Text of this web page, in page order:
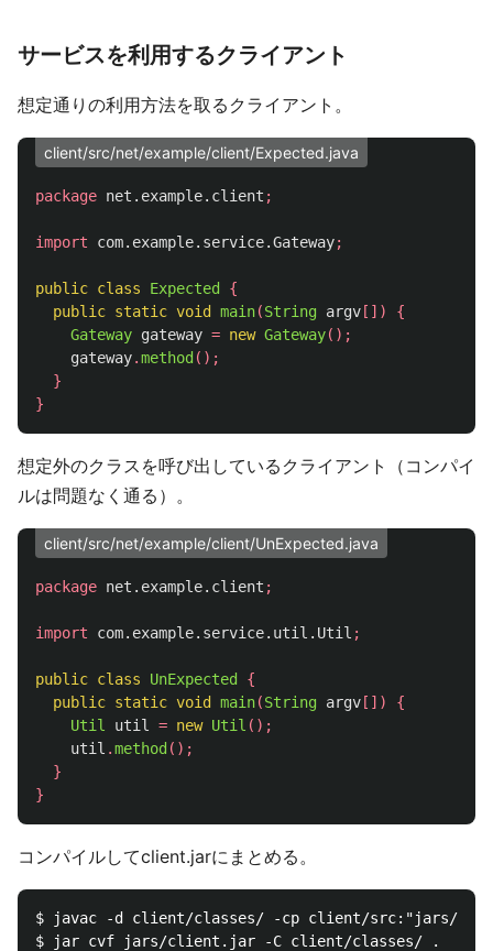
サービスを利用するクライアント
想定通りの利用方法を取るクライアント。
client/src/net/example/client/Expected.java
package net.example.client ;
import com.example.service.Gateway;
public class Expected
{
public static void main(String argv [])
{
Gateway gateway = new Gateway();
gateway.method ();
}
}
想定外のクラスを呼び出しているクライアント（コンパイ
ルは問題なく通る）。
client/src/net/example/client/UnExpected.java
package net.example.client ;
import com.example.service.util.Util ;
public class UnExpected
{
public static void main(String argv [])
{
Util
util = new Util ();
util .method ();
}
}
コンパイルしてclient.jarにまとめる。
$ javac -d client/classes/ -cp client/src:"jars/*"